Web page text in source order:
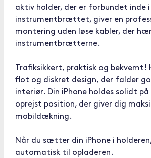
aktiv holder, der er forbundet inde i
instrumentbrættet, giver en
montering uden løse kabler, der
instrumentbrætterne.
Trafiksikkert, praktisk og bekvemt!
flot og diskret design, der falder
interiør. Din iPhone holdes solidt på
oprejst position, der giver dig
mobildækning.
Når du sætter din iPhone i
automatisk til opladeren.